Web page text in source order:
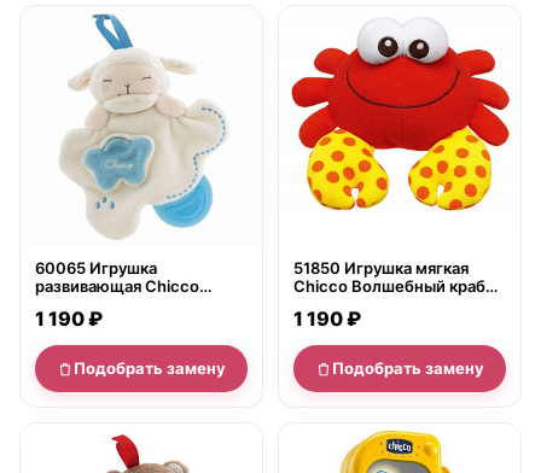
нет в продаже
60065 Игрушка
развивающая Chicco
Love Lаmb&amp;quot;
1 190 ₽
Подобрать замену
нет в продаже
51850 Игрушка мягкая
Chicco Волшебный краб
1 190 ₽
Подобрать замену
нет в продаже нет в продаже